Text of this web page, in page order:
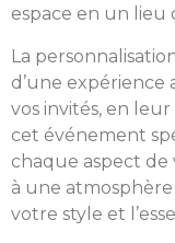
espace en un lieu
La
d’une
vos invités, en
cet événement
chaque aspect
à une
votre style et